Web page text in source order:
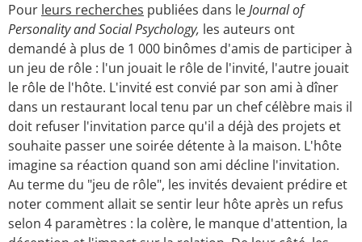
Pour leurs recherches publiées dans leJournal of
Personality and Social Psychology, les auteurs ont
demandé à plus de 1 000 binômes d'amis de participer à
un jeu de rôle : l'un jouait le rôle de l'invité, l'autre jouait
le rôle de l'hôte. L'invité est convié par son ami à dîner
dans un restaurant local tenu par un chef célèbre mais il
doit refuser l'invitation parce qu'il a déjà des projets et
souhaite passer une soirée détente à la maison. L'hôte
imagine sa réaction quand son ami décline l'invitation.
Au terme du "jeu de rôle", les invités devaient prédire et
noter comment allait se sentir leur hôte après un refus
selon 4 paramètres : la colère, le manque d'attention, la